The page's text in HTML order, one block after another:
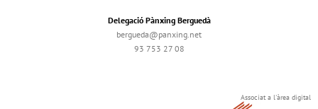
Delegació Pànxing Berguedà
bergueda@panxing.net
93 753 27 08
Associat a l'àrea digital